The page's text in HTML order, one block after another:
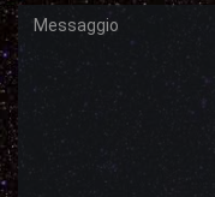
Messaggio